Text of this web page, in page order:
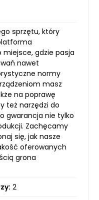
sprzętu, który
miejsce, gdzie pasja
nawet
normy
masz
na poprawę
też narzędzi do
gwarancja nie tylko
Zachęcamy
się, jak nasze
oferowanych
grona
2